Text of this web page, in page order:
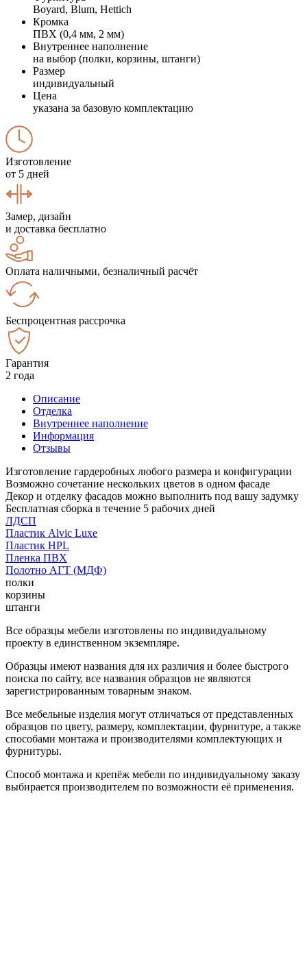
Boyard, Blum, Hettich
Кромка
ПВХ (0,4 мм, 2 мм)
Внутреннее наполнение
на выбор (полки, корзины, штанги)
Размер
индивидуальный
Цена
указана за базовую комплектацию
Изготовление
от 5 дней
Замер, дизайн
и доставка бесплатно
Оплата наличными, безналичный расчёт
Беспроцентная рассрочка
Гарантия
2 года
Описание
Отделка
Внутреннее наполнение
Информация
Отзывы
Изготовление гардеробных любого размера и конфигурации
Возможно сочетание нескольких цветов в одном фасаде
Декор и отделку фасадов можно выполнить под вашу задумку
Бесплатная сборка в течение 5 рабочих дней
ЛДСП
Пластик Alvic Luxe
Пластик HPL
Пленка ПВХ
Полотно АГТ (МДФ)
полки
корзины
штанги
Все образцы мебели изготовлены по индивидуальному
проекту в единственном экземпляре.
Образцы имеют названия для их различия и более быстрого
поиска по сайту, все названия образцов не являются
зарегистрированным товарным знаком.
Все мебельные изделия могут отличаться от представленных
образцов по цвету, размеру, комплектации, фурнитуре, а также
способами монтажа и производителями комплектующих и
фурнитуры.
Способ монтажа и крепёж мебели по индивидуальному заказу
выбирается производителем по возможности её применения.